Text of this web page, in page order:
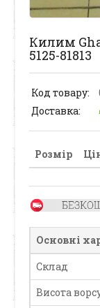
Килим
5125-81813
Код товару:
Доставка:
Розмір
Основні
Склад
Висота